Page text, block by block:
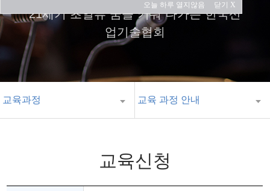
21세기 초일류 꿈을 키워 나가는 한국산
업기술협회
교육과정 교육 과정 안내
교육신청
오늘 하루 열지않음 닫기 X